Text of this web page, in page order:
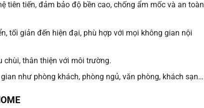
tiên tiến, đảm bảo độ bền cao, chống ẩm mốc và an toàn
tối giản đến hiện đại, phù hợp với mọi không gian nội
chùi, thân thiện với môi trường.
như phòng khách, phòng ngủ, văn phòng, khách sạn…